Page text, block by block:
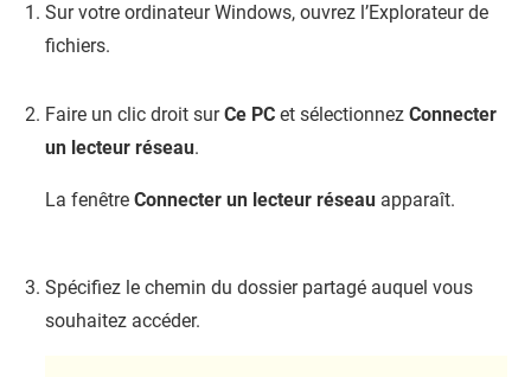
Sur votre ordinateur Windows, ouvrez l’Explorateur de
fichiers.
Faire un clic droit surCe PC et sélectionnez Connecter
un lecteur réseau.
La fenêtre Connecter un lecteur réseau apparaît.
Spécifiez le chemin du dossier partagé auquel vous
souhaitez accéder.